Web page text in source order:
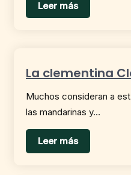
Leer más
La clementina
Muchos consideran a
las mandarinas y…
Leer más